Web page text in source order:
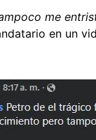
me
en un